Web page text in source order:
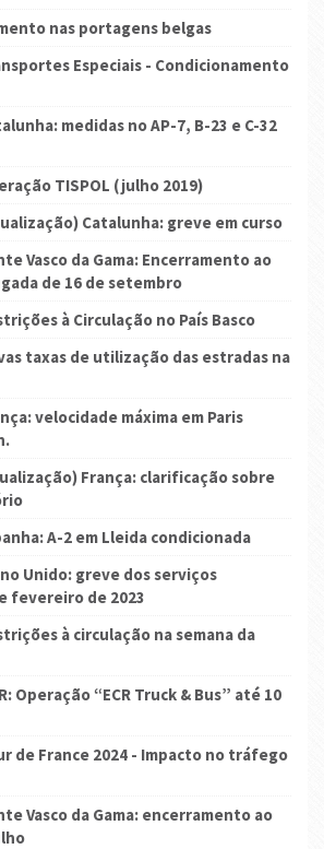
nas portagens belgas
Especiais - Condicionamento
medidas no AP-7, B-23 e C-32
TISPOL (julho 2019)
Catalunha: greve em curso
Vasco da Gama: Encerramento ao
de 16 de setembro
à Circulação no País Basco
taxas de utilização das estradas na
velocidade máxima em Paris
França: clarificação sobre
A-2 em Lleida condicionada
Unido: greve dos serviços
fevereiro de 2023
à circulação na semana da
Operação “ECR Truck & Bus” até 10
de France 2024 - Impacto no tráfego
Vasco da Gama: encerramento ao